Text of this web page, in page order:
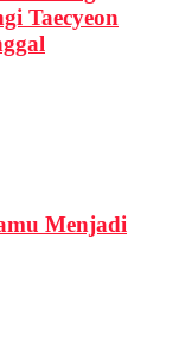
Taecyeon
Menjadi